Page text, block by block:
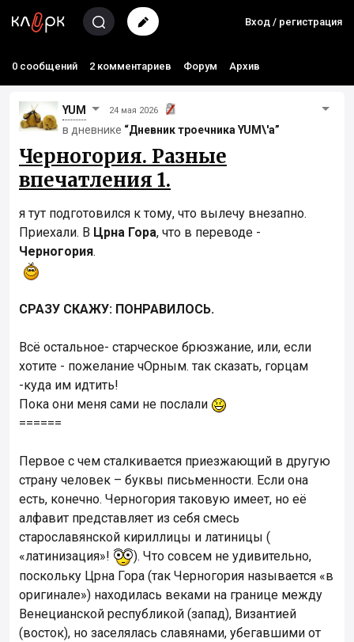
Вход / регистрация
0 сообщений 2 комментариев Форум Архив
YUM 24 мая 2026
в дневнике “Дневник троечника YUM\'а”
Черногория. Разные
впечатления 1.
я тут подготовился к тому, что вылечу внезапно.
Приехали. В Црна Гора, что в переводе -
Черногория.
СРАЗУ СКАЖУ: ПОНРАВИЛОСЬ.
Всё остальное- старческое брюзжание, или, если
хотите - пожелание чОрным. так сказать, горцам
-куда им идтить!
Пока они меня сами не послали
======
Первое с чем сталкивается приезжающий в другую
страну человек – буквы письменности. Если она
есть, конечно. Черногория таковую имеет, но её
алфавит представляет из себя смесь
старославянской кириллицы и латиницы (
«латинизация»!
). Что совсем не удивительно,
поскольку Црна Гора (так Черногория называется «в
оригинале») находилась веками на границе между
Венецианской республикой (запад), Византией
(восток), но заселялась славянами, убегавшими от